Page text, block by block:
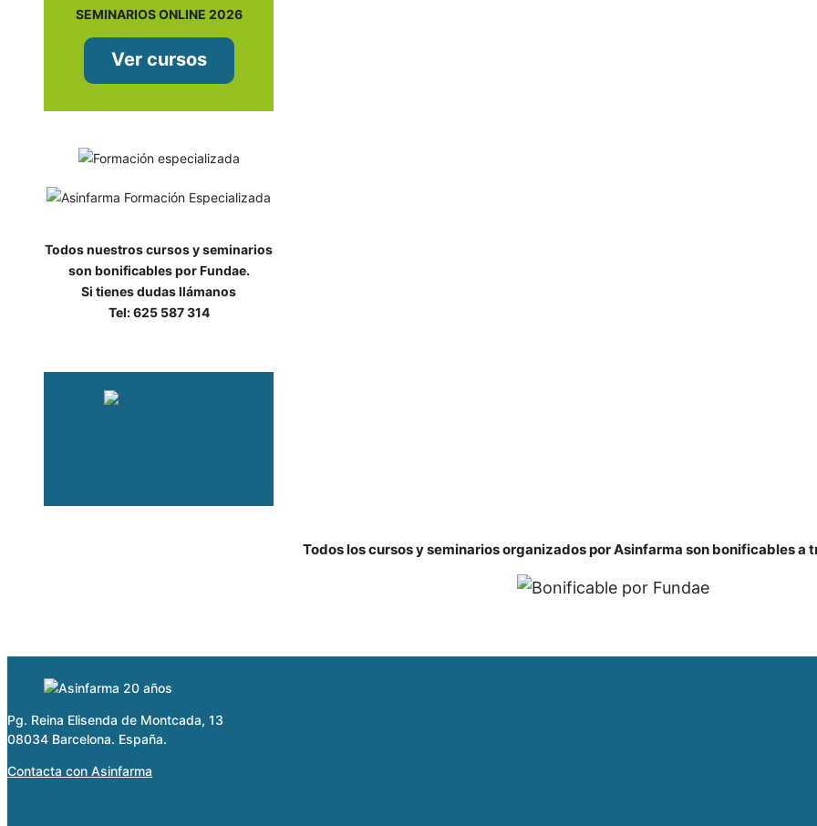
SEMINARIOS ONLINE 2026
Ver cursos
Todos nuestros cursos y seminarios
son bonificables por Fundae.
Si tienes dudas llámanos
Tel: 625 587 314
Todos los cursos y seminarios organizados por Asinfarma son bonificables a
Pg. Reina Elisenda de Montcada, 13
08034 Barcelona. España.
Contacta con Asinfarma